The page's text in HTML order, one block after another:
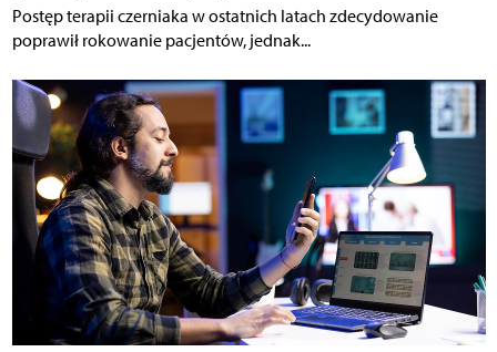
Postęp terapii czerniaka w ostatnich latach zdecydowanie
poprawił rokowanie pacjentów, jednak...